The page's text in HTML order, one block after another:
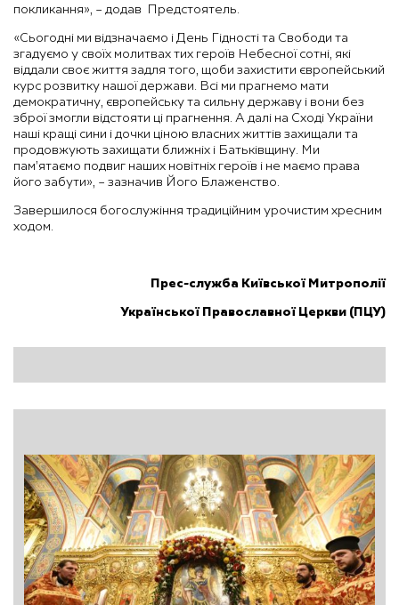
покликання», – додав Предстоятель.
«Сьогодні ми відзначаємо і День Гідності та Свободи та
згадуємо у своїх молитвах тих героїв Небесної сотні, які
віддали своє життя задля того, щоби захистити європейський
курс розвитку нашої держави. Всі ми прагнемо мати
демократичну, європейську та сильну державу і вони без
зброї змогли відстояти ці прагнення. А далі на Сході України
наші кращі сини і дочки ціною власних життів захищали та
продовжують захищати ближніх і Батьківщину. Ми
пам’ятаємо подвиг наших новітніх героїв і не маємо права
його забути», – зазначив Його Блаженство.
Завершилося богослужіння традиційним урочистим хресним
ходом.
Прес-служба Київської Митрополії
Української Православної Церкви (ПЦУ)